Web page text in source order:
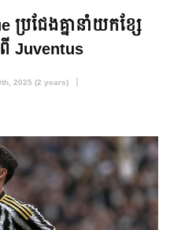
រជែងគ្នានាំយកខ្សែ
Juventus
2025 (2 years)